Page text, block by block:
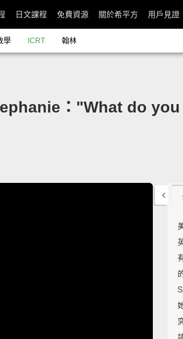
日文課程 免費資源 關於希平方 用戶見證
學 ICRT 翰林
："What do you